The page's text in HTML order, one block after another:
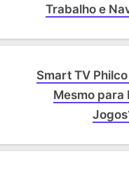
Trabalho e
Smart TV Philco
Mesmo para